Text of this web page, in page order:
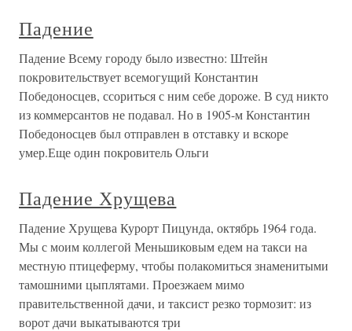
Падение
Падение Всему городу было известно: Штейн
покровительствует всемогущий Константин
Победоносцев, ссориться с ним себе дороже. В суд никто
из коммерсантов не подавал. Но в 1905-м Константин
Победоносцев был отправлен в отставку и вскоре
умер.Еще один покровитель Ольги
Падение Хрущева
Падение Хрущева Курорт Пицунда, октябрь 1964 года.
Мы с моим коллегой Меньшиковым едем на такси на
местную птицеферму, чтобы полакомиться знаменитыми
тамошними цыплятами. Проезжаем мимо
правительственной дачи, и таксист резко тормозит: из
ворот дачи выкатываются три